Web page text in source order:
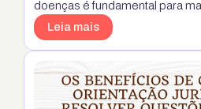
doenças é fundamental para
Realizar check-ups
identificar problemas de saúde
aumentando as chances de
exames de rotina são
Leia mais